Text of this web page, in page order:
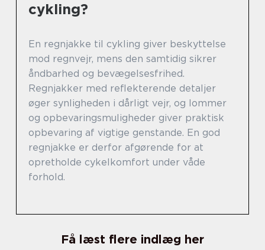
cykling?
En regnjakke til cykling giver beskyttelse
mod regnvejr, mens den samtidig sikrer
åndbarhed og bevægelsesfrihed.
Regnjakker med reflekterende detaljer
øger synligheden i dårligt vejr, og lommer
og opbevaringsmuligheder giver praktisk
opbevaring af vigtige genstande. En god
regnjakke er derfor afgørende for at
opretholde cykelkomfort under våde
forhold.
Få læst flere indlæg her